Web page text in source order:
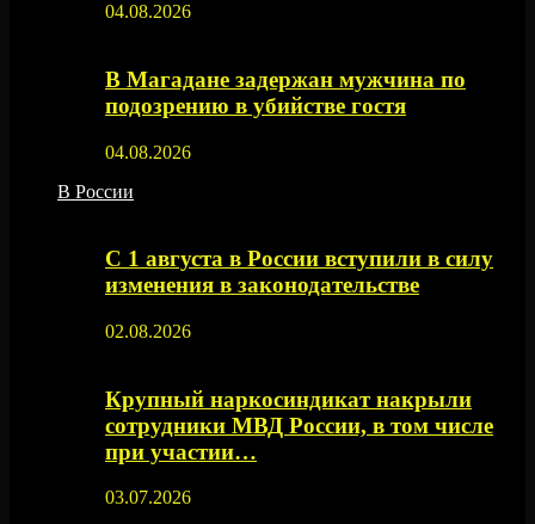
04.08.2026
В Магадане задержан мужчина по
подозрению в убийстве гостя
04.08.2026
В России
С 1 августа в России вступили в силу
изменения в законодательстве
02.08.2026
Крупный наркосиндикат накрыли
сотрудники МВД России, в том числе
при участии…
03.07.2026